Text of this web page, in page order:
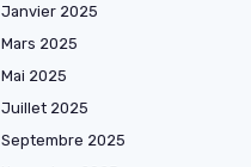
Janvier 2025
Mars 2025
Mai 2025
Juillet 2025
Septembre 2025